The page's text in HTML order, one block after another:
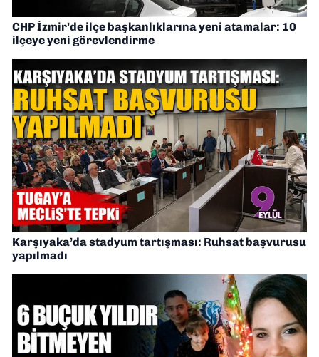
CHP İzmir’de ilçe başkanlıklarına yeni atamalar: 10
ilçeye yeni görevlendirme
Karşıyaka’da stadyum tartışması: Ruhsat başvurusu
yapılmadı